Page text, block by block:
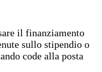
il finanziamento
sullo stipendio o
code alla posta